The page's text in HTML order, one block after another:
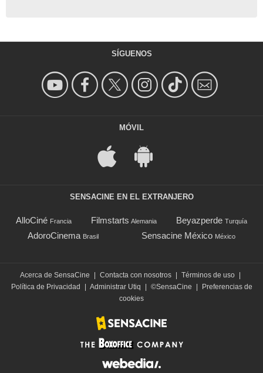
SÍGUENOS
MÓVIL
SENSACINE EN EL EXTRANJERO
AlloCiné Francia Filmstarts Alemania Beyazperde Turquía
AdoroCinema Brasil Sensacine México México
Acerca de SensaCine Contacta con nosotros Términos de uso
Política de Privacidad
Administrar Utiq ©SensaCine
Preferencias de
cookies